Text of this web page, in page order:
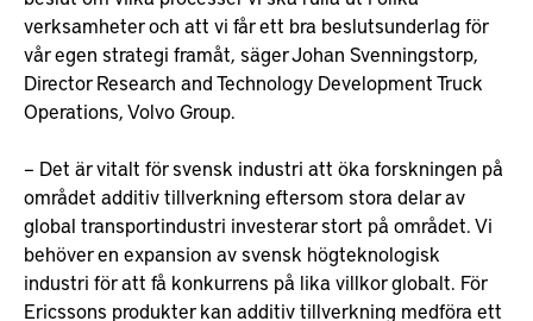
verksamheter och att vi får ett bra beslutsunderlag för
vår egen strategi framåt, säger Johan Svenningstorp,
Director Research and Technology Development Truck
Operations, Volvo Group.
– Det är vitalt för svensk industri att öka forskningen på
området additiv tillverkning eftersom stora delar av
global transportindustri investerar stort på området. Vi
behöver en expansion av svensk högteknologisk
industri för att få konkurrens på lika villkor globalt. För
Ericssons produkter kan additiv tillverkning medföra ett